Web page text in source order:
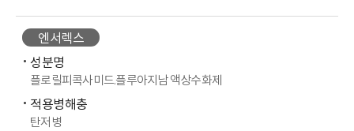
엔서렉스
성분명
플로릴피콕사미드.플루아지남 액상수화제
적용병해충
탄저병